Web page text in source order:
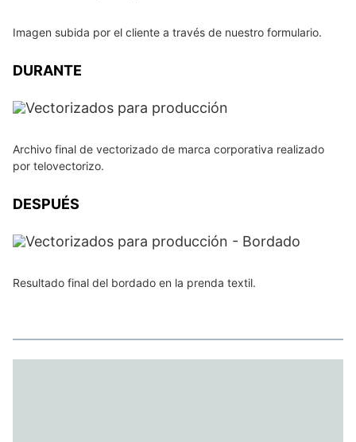
Imagen subida por el cliente a través de nuestro formulario.
DURANTE
Archivo final de vectorizado de marca corporativa realizado
por telovectorizo.
DESPUÉS
Resultado final del bordado en la prenda textil.